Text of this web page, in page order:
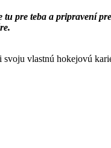
pre teba a pripravení
vlastnú hokejovú